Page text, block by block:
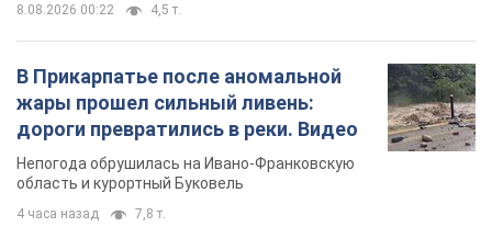
8.08.2026 00:22 4,5 т.
В Прикарпатье после аномальной
жары прошел сильный ливень:
дороги превратились в реки. Видео
Непогода обрушилась на Ивано-Франковскую
область и курортный Буковель
4 часа назад 7,8 т.